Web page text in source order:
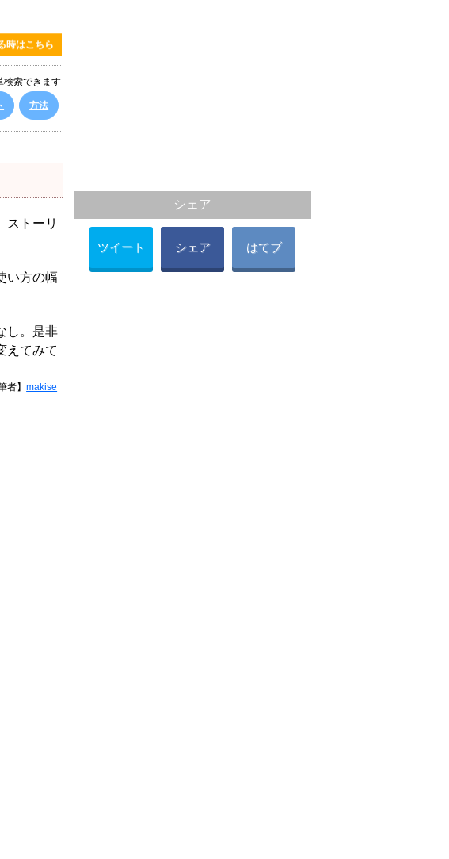
時はこちら
検索できます
方法
ストーリ
い方の幅
し。是非
えてみて
者】makise
シェア
ツイート シェア はてブ